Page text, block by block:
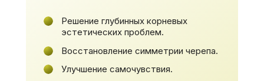
Улучшение самочувствия.
Восстановление симметрии черепа.
Решение глубинных корневых
эстетических проблем.